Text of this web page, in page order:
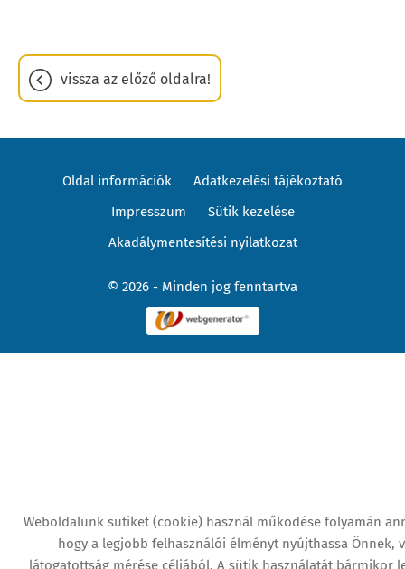
vissza az előző oldalra!
© 2026 - Minden jog fenntartva
Oldal információk
Adatkezelési tájékoztató
Impresszum
Sütik kezelése
Akadálymentesítési nyilatkozat
Weboldalunk sütiket (cookie) használ működése folyamán
hogy a legjobb felhasználói élményt nyújthassa Önnek,
látogatottság mérése céljából. A sütik használatát bármikor